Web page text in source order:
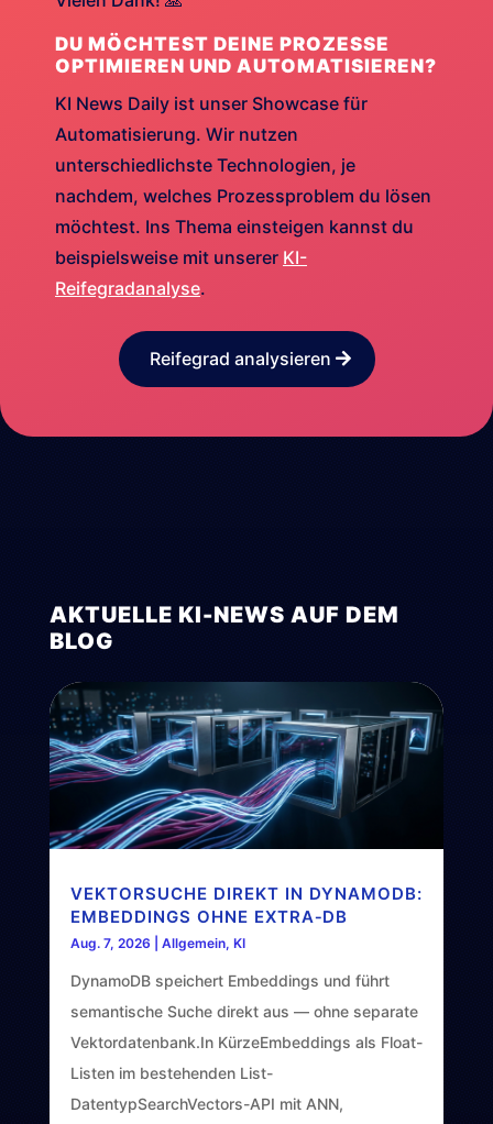
DU MÖCHTEST DEINE PROZESSE
OPTIMIEREN UND AUTOMATISIEREN?
KI News Daily ist unser Showcase für
Automatisierung. Wir nutzen
unterschiedlichste Technologien, je
nachdem, welches Prozessproblem du lösen
möchtest. Ins Thema einsteigen kannst du
beispielsweise mit unserer KI-
Reifegradanalyse.
Reifegrad analysieren
AKTUELLE KI-NEWS AUF DEM
BLOG
VEKTORSUCHE DIREKT IN DYNAMODB:
EMBEDDINGS OHNE EXTRA‑DB
Aug. 7, 2026 Allgemein, KI
DynamoDB speichert Embeddings und führt
semantische Suche direkt aus — ohne separate
Vektordatenbank.In KürzeEmbeddings als Float-
Listen im bestehenden List-
DatentypSearchVectors-API mit ANN,